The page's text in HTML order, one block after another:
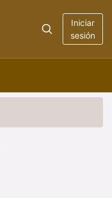
Iniciar
sesión